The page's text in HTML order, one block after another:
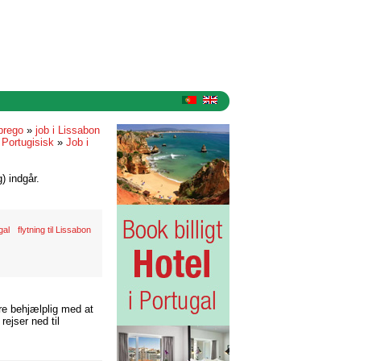
» job i Lissabon
Portugisisk » Job i
indgår.
flytning til Lissabon
behjælplig med at
ned til